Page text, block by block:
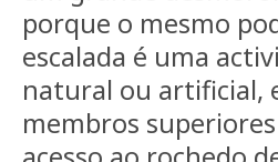
porque o mesmo
escalada é uma
natural ou artificial,
membros